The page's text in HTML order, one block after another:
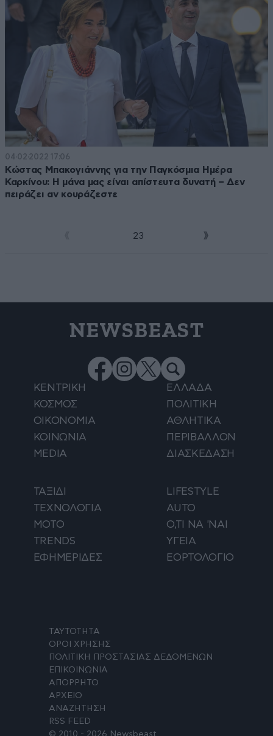
04·02·2022 17:06
Κώστας Μπακογιάννης για την Παγκόσμια Ημέρα
Καρκίνου: Η μάνα μας είναι απίστευτα δυνατή – Δεν
πειράζει αν κουράζεστε
23
NEWSBEAST
ΚΕΝΤΡΙΚΗ
ΕΛΛΑΔΑ
ΚΟΣΜΟΣ
ΠΟΛΙΤΙΚΗ
ΟΙΚΟΝΟΜΙΑ
ΑΘΛΗΤΙΚΑ
ΚΟΙΝΩΝΙΑ
ΠΕΡΙΒΑΛΛΟΝ
MEDIA
ΔΙΑΣΚΕΔΑΣΗ
ΤΑΞΙΔΙ
LIFESTYLE
ΤΕΧΝΟΛΟΓΙΑ
AUTO
ΜΟΤΟ
Ο,ΤΙ ΝΑ 'ΝΑΙ
TRENDS
ΥΓΕΙΑ
ΕΦΗΜΕΡΙΔΕΣ
ΕΟΡΤΟΛΟΓΙΟ
ΤΑΥΤΟΤΗΤΑ
ΟΡΟΙ ΧΡΗΣΗΣ
ΠΟΛΙΤΙΚΗ ΠΡΟΣΤΑΣΙΑΣ ΔΕΔΟΜΕΝΩΝ
ΕΠΙΚΟΙΝΩΝΙΑ
ΑΠΟΡΡΗΤΟ
ΑΡΧΕΙΟ
ΑΝΑΖΗΤΗΣΗ
RSS FEED
© 2010 - 2026 Newsbeast